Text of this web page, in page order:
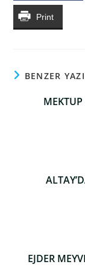
Print
BENZER
EJDER